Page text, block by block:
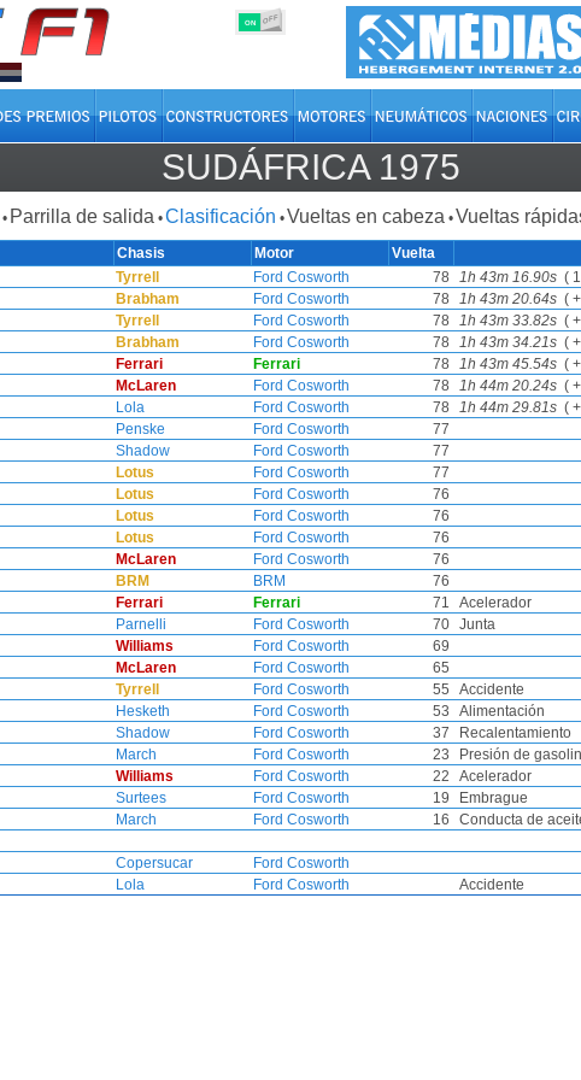
ON OFF
SUDÁFRICA 1975
• Parrilla de salida •Clasificación •Vueltas en cabeza •Vueltas
Chasis Motor
Vuelta
Tyrrell Ford Cosworth 78 1h 43m 16.90s(
Brabham Ford Cosworth 78 1h 43m 20.64s(
Tyrrell Ford Cosworth 78 1h 43m 33.82s(
Brabham Ford Cosworth 78 1h 43m 34.21s(
Ferrari Ferrari 78 1h 43m 45.54s(
McLaren Ford Cosworth 78 1h 44m 20.24s(
Lola Ford Cosworth 78 1h 44m 29.81s(
Penske Ford Cosworth
77
Shadow Ford Cosworth
77
Lotus Ford Cosworth
77
Lotus Ford Cosworth
76
Lotus Ford Cosworth
76
Lotus Ford Cosworth
76
McLaren Ford Cosworth
76
BRM BRM
76
Ferrari Ferrari 71
Acelerador
Parnelli Ford Cosworth 70
Junta
Williams Ford Cosworth
69
McLaren Ford Cosworth
65
Tyrrell Ford Cosworth 55
Accidente
Hesketh Ford Cosworth 53
Alimentación
Shadow Ford Cosworth 37
Recalentamiento
March Ford Cosworth 23
Presión de
Williams Ford Cosworth 22
Acelerador
Surtees Ford Cosworth 19
Embrague
March Ford Cosworth 16 Conducta de
Copersucar
Ford Cosworth
Lola Ford Cosworth Accidente